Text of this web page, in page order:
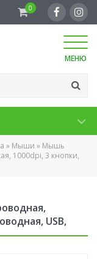
0
МЕНЮ
» Мыши » Мышь
1000dpi, 3 кнопки,
USB,